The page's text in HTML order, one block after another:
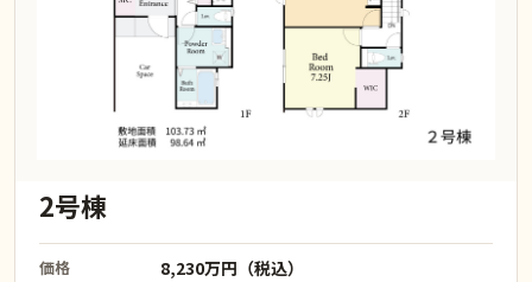
2号棟
価格 8,230万円（税込）